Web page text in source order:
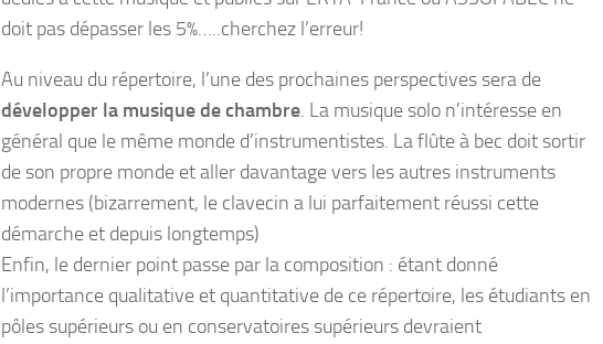
doit pas dépasser les 5%…..cherchez l’erreur!
Au niveau du répertoire, l’une des prochaines perspectives sera de
développer la musique de chambre. La musique solo n’intéresse en
général que le même monde d’instrumentistes. La flûte à bec doit sortir
de son propre monde et aller davantage vers les autres instruments
modernes (bizarrement, le clavecin a lui parfaitement réussi cette
démarche et depuis longtemps)
Enfin, le dernier point passe par la composition : étant donné
l’importance qualitative et quantitative de ce répertoire, les étudiants en
pôles supérieurs ou en conservatoires supérieurs devraient